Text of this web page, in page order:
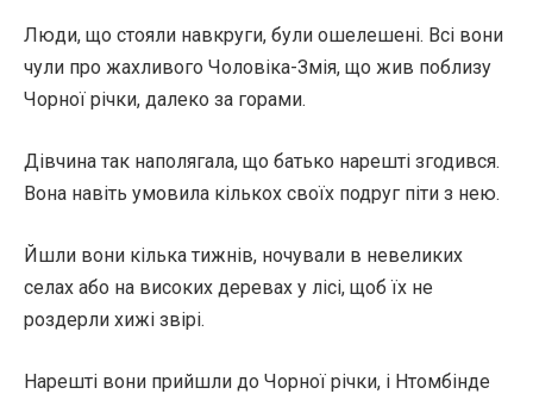
Люди, що стояли навкруги, були ошелешені. Всі вони
чули про жахливого Чоловіка-Змія, що жив поблизу
Чорної річки, далеко за горами.
Дівчина так наполягала, що батько нарешті згодився.
Вона навіть умовила кількох своїх подруг піти з нею.
Йшли вони кілька тижнів, ночували в невеликих
селах або на високих деревах у лісі, щоб їх не
роздерли хижі звірі.
Нарешті вони прийшли до Чорної річки, і Нтомбінде